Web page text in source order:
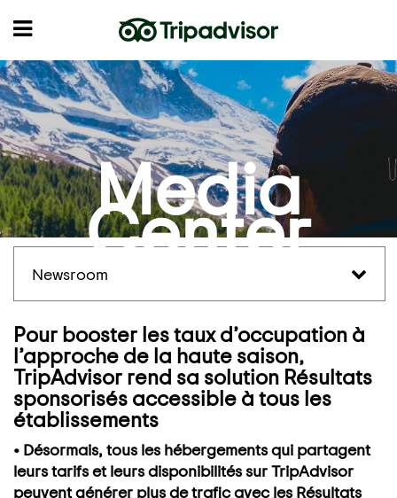
Media
Center
Newsroom
Pour booster les taux d’occupation à
l’approche de la haute saison,
TripAdvisor rend sa solution Résultats
sponsorisés accessible à tous les
établissements
• Désormais, tous les hébergements qui partagent
leurs tarifs et leurs disponibilités sur TripAdvisor
peuvent générer plus de trafic avec les Résultats